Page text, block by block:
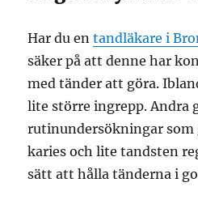
Har du entandläkare i
säker på att denne har
med tänder att göra.
lite större ingrepp. Andra
rutinundersökningar som
karies och lite tandsten
sätt att hålla tänderna i